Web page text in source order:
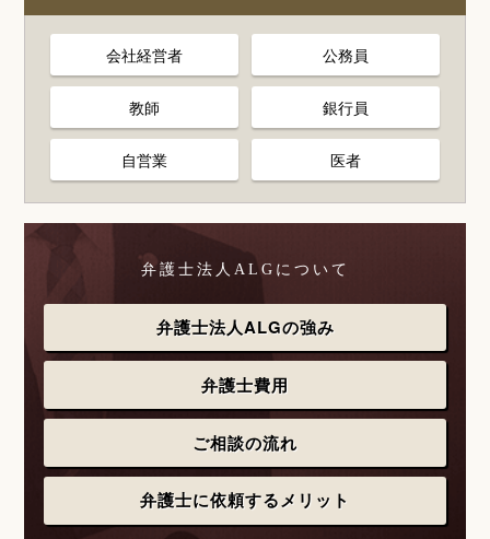
会社経営者 公務員
教師 銀行員
自営業 医者
弁護士法人ALGについて
弁護士法人ALGの強み
弁護士費用
ご相談の流れ
弁護士に依頼するメリット